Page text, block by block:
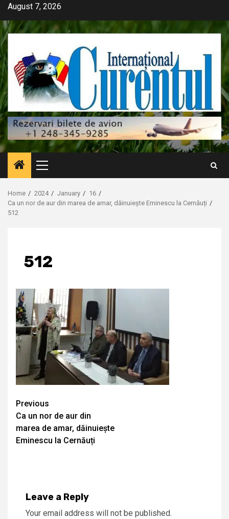
Skip
content
August 7, 2026
Primary
Menu
Home 2024 January
16
Ca un nor de aur din marea de amar, dăinuiește Eminescu la Cernăuți
512
512
Continue
Reading
Previous
Ca un nor de aur din
marea de amar, dăinuiește
Eminescu la Cernăuți
Leave a Reply
Your email address will not be published.